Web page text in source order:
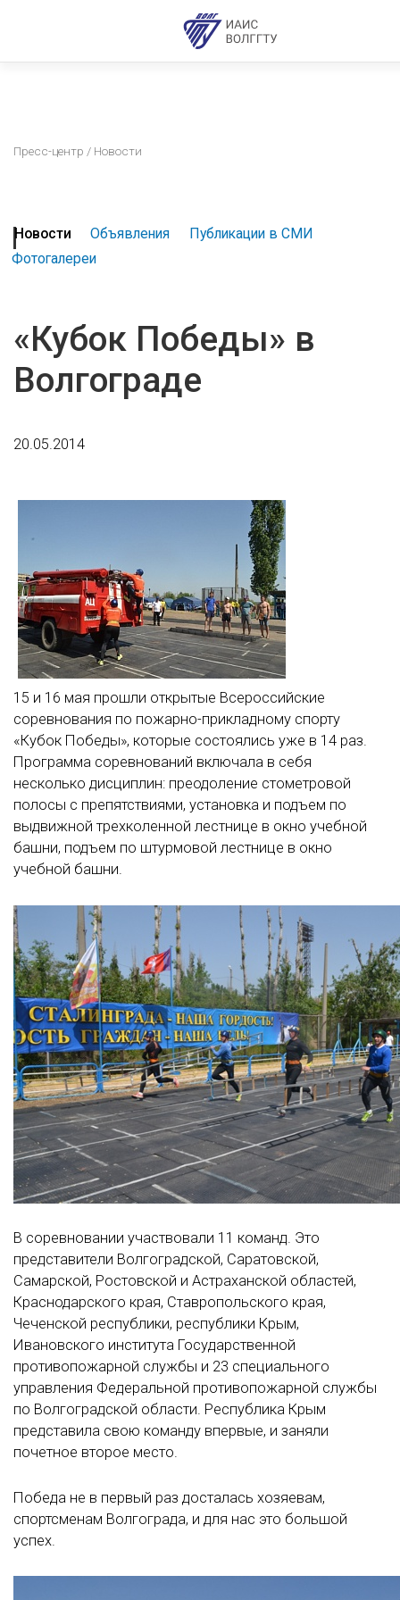
Пресс-центр / Новости
Новости Объявления
Публикации в СМИ
Фотогалереи
«Кубок Победы» в
Волгограде
20.05.2014
15 и 16 мая прошли открытые Всероссийские
соревнования по пожарно-прикладному спорту
«Кубок Победы», которые состоялись уже в 14 раз.
Программа соревнований включала в себя
несколько дисциплин: преодоление стометровой
полосы с препятствиями, установка и подъем по
выдвижной трехколенной лестнице в окно учебной
башни, подъем по штурмовой лестнице в окно
учебной башни.
В соревновании участвовали 11 команд. Это
представители Волгоградской, Саратовской,
Самарской, Ростовской и Астраханской областей,
Краснодарского края, Ставропольского края,
Чеченской республики, республики Крым,
Ивановского института Государственной
противопожарной службы и 23 специального
управления Федеральной противопожарной службы
по Волгоградской области. Республика Крым
представила свою команду впервые, и заняли
почетное второе место.
Победа не в первый раз досталась хозяевам,
спортсменам Волгограда, и для нас это большой
успех.